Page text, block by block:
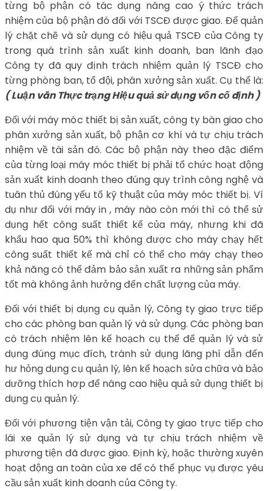
từng bộ phận có tác dụng nâng cao ý thức trách
nhiệm của bộ phận đó đối với TSCĐ được giao. Để quản
lý chặt chẽ và sử dụng có hiệu quả TSCĐ của Công ty
trong quá trình sản xuất kinh doanh, ban lãnh đạo
Công ty đã quy định trách nhiệm quản lý TSCĐ cho
từng phòng ban, tổ đội, phân xưởng sản xuất. Cụ thể là:
( Luận văn Thực trạng Hiệu quả sử dụng vốn cố định )
Đối với máy móc thiết bị sản xuất, công ty bàn giao cho
phân xưởng sản xuất, bộ phận cơ khí và tự chịu trách
nhiệm về tài sản đó. Các bộ phận này theo đặc điểm
của từng loại máy móc thiết bị phải tổ chức hoạt động
sản xuất kinh doanh theo đúng quy trình công nghệ và
tuân thủ đúng yếu tố kỹ thuật của máy móc thiết bị. Ví
dụ như đối với máy in , máy nào còn mới thì có thể sử
dụng hết công suất thiết kế của máy, nhưng khi đã
khấu hao qua 50% thì không được cho máy chạy hết
công suất thiết kế mà chỉ có thể cho máy chạy theo
khả năng có thể đảm bảo sản xuất ra những sản phẩm
tốt mà không ảnh hưởng đến chất lượng của máy.
Đối với thiết bị dụng cụ quản lý, Công ty giao trực tiếp
cho các phòng ban quản lý và sử dụng. Các phòng ban
có trách nhiệm lên kế hoạch cụ thể để quản lý và sử
dụng đúng mục đích, tránh sử dụng lãng phí dẫn đến
hư hỏng dụng cụ quản lý, lên kế hoạch sửa chữa và bảo
dưỡng thích hợp để nâng cao hiệu quả sử dụng thiết bị
dụng cụ quản lý.
Đối với phương tiện vận tải, Công ty giao trực tiếp cho
lái xe quản lý sử dụng và tự chịu trách nhiệm về
phương tiện đã được giao. Định kỳ, hoặc thường xuyên
hoạt động an toàn của xe để có thể phục vụ được yêu
cầu sản xuất kinh doanh của Công ty.